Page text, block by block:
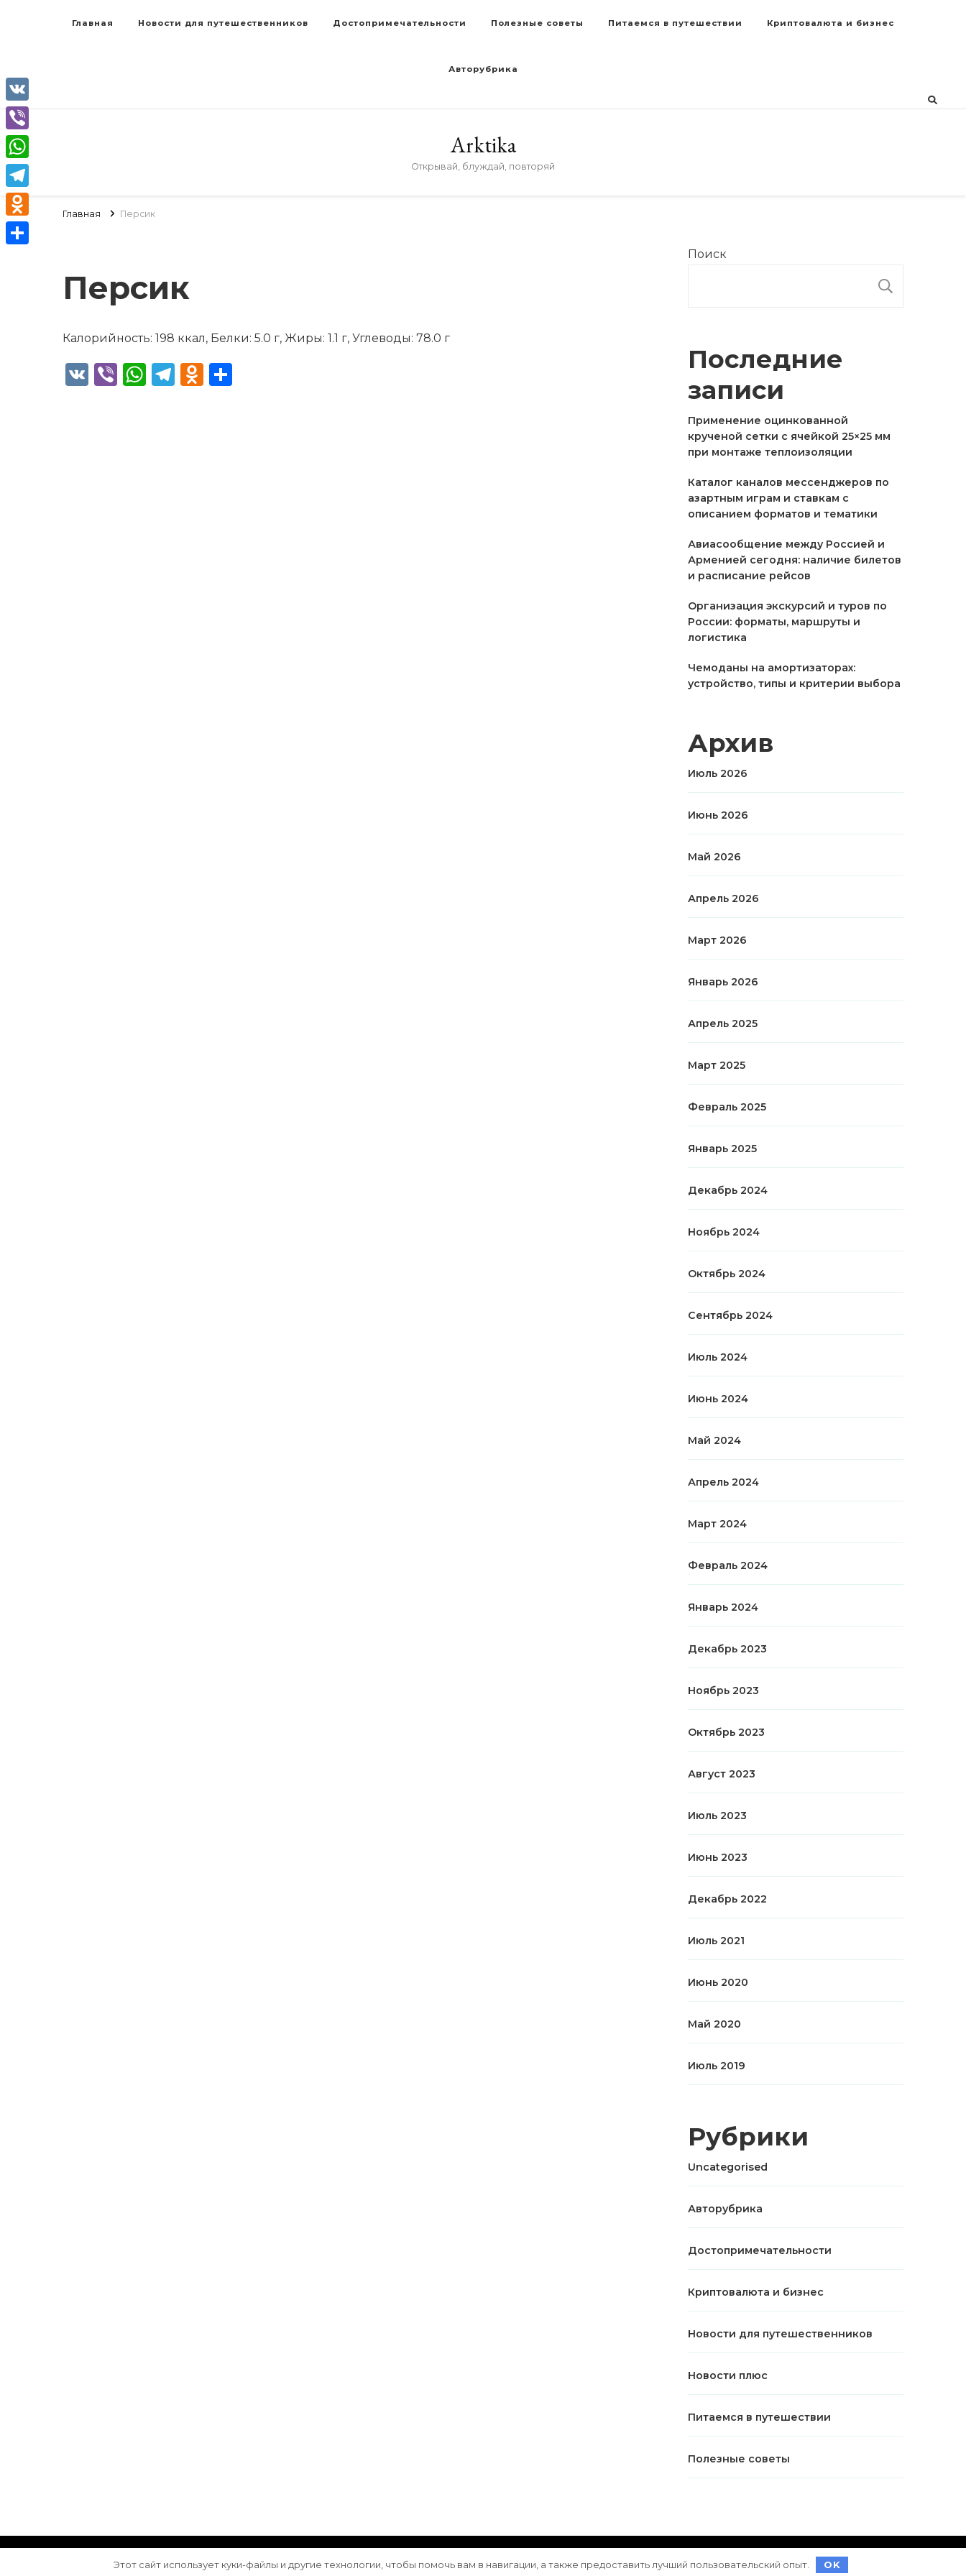
Главная Новости для путешественников Достопримечательности Полезные советы Питаемся в путешествии Криптовалюта и бизнес
Авторубрика
Arktika
Открывай, блуждай, повторяй
Главная Персик
Персик
Калорийность: 198 ккал, Белки: 5.0 г, Жиры: 1.1 г, Углеводы: 78.0 г
VK ViberWhatsApp
Telegram
Odnoklassniki
Поиск
Последние
записи
Применение оцинкованной
крученой сетки с ячейкой 25×25 мм
при монтаже теплоизоляции
Каталог каналов мессенджеров по
азартным играм и ставкам с
описанием форматов и тематики
Авиасообщение между Россией и
Арменией сегодня: наличие билетов
и расписание рейсов
Организация экскурсий и туров по
России: форматы, маршруты и
логистика
Чемоданы на амортизаторах:
устройство, типы и критерии выбора
Архив
Июль 2026
Июнь 2026
Май 2026
Апрель 2026
Март 2026
Январь 2026
Апрель 2025
Март 2025
Февраль 2025
Январь 2025
Декабрь 2024
Ноябрь 2024
Октябрь 2024
Сентябрь 2024
Июль 2024
Июнь 2024
Май 2024
Апрель 2024
Март 2024
Февраль 2024
Январь 2024
Декабрь 2023
Ноябрь 2023
Октябрь 2023
Август 2023
Июль 2023
Июнь 2023
Декабрь 2022
Июль 2021
Июнь 2020
Май 2020
Июль 2019
Рубрики
Uncategorised
Авторубрика
Достопримечательности
Криптовалюта и бизнес
Новости для путешественников
Новости плюс
Питаемся в путешествии
Полезные советы
© Авторское право 2026 . Все права защищены. Vilva | Разработана WordPress
VK
Viber
WhatsApp
Telegram
Odnoklassniki
Этот сайт использует куки-файлы и другие технологии, чтобы помочь вам в навигации, а также предоставить лучший пользовательский опыт. OK